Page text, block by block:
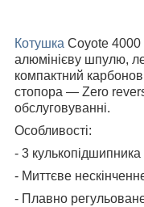
Котушка Coyote
алюмінієву шпулю,
компактний
стопора — Zero
обслуговуванні.
Особливості:
- 3 кулькопідшипника
- Миттєве
- Плавно